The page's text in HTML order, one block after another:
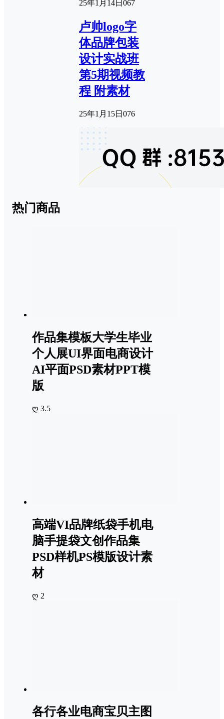
25年1月14日 067
卢帅logo字
体品牌包装
设计实战班
第5期视频教
程 附素材
25年1月15日 076
热门商品
作品集模板大学生毕业
个人展UI界面电商设计
AI平面PSD素材PPT模
版
ღ 3.5
高端VI品牌纸袋手机电
脑手提袋文创作品集
PSD样机PS模版设计素
材
ღ 2
各行各业电商宝贝主图